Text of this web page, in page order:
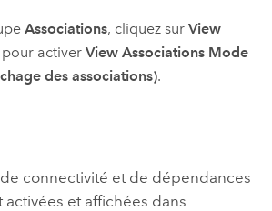
Associations, cliquez sur View
activer View Associations Mode
des associations).
connectivité et de dépendances
activées et affichées dans